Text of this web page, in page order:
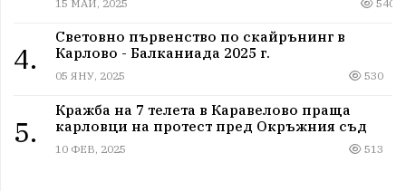
15 МАЙ, 2025 540
4.
Световно първенство по скайрънинг в
Карлово - Балканиада 2025 г.
05 ЯНУ, 2025 530
5.
Кражба на 7 телета в Каравелово праща
карловци на протест пред Окръжния съд
10 ФЕВ, 2025 513